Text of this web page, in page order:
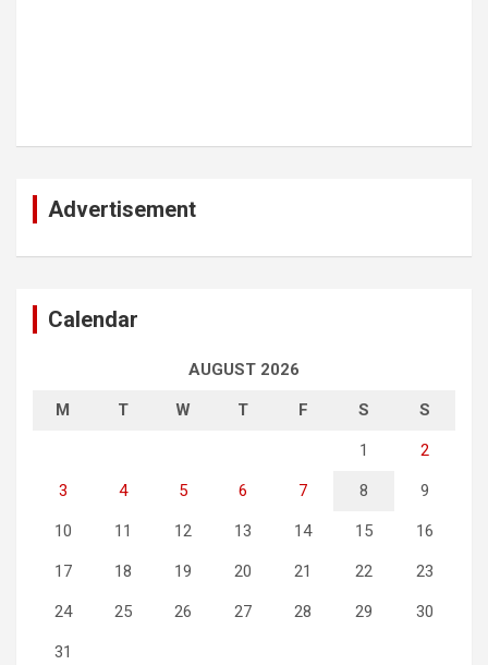
Advertisement
Calendar
AUGUST 2026
M T W T F S S
1 2
3 4 5 6 7 8 9
10 11 12 13 14 15 16
17 18 19 20 21 22 23
24 25 26 27 28 29 30
31